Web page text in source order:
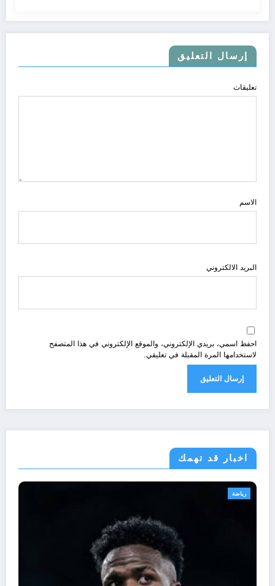
إرسال التعليق
تعليقات
الاسم
البريد الالكتروني
احفظ اسمي، بريدي الإلكتروني، والموقع الإلكتروني في هذا المتصفح
لاستخدامها المرة المقبلة في تعليقي.
اخبار قد تهمك